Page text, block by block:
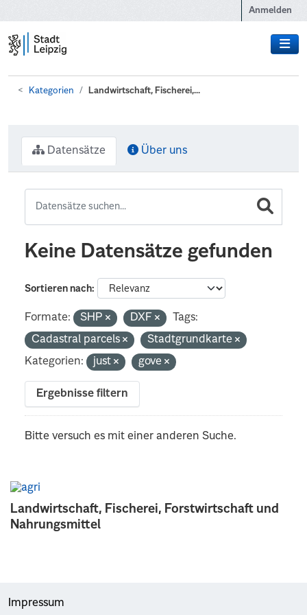
Anmelden
Kategorien Landwirtschaft, Fischerei,...
Landwirtschaft, Fischerei, Forstwirtschaft und
Nahrungsmittel
Datensätze Über uns
Keine Datensätze gefunden
Sortieren nach
Formate: SHP DXF
Tags:
Cadastral parcels
Stadtgrundkarte
Kategorien:
just gove
Ergebnisse filtern
Bitte versuch es mit einer anderen Suche.
Impressum